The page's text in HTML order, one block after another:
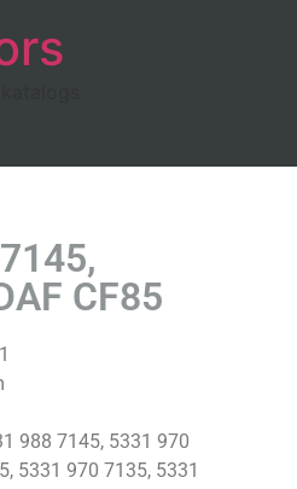
CF85
988 7145, 5331 970
5331 970 7135, 5331